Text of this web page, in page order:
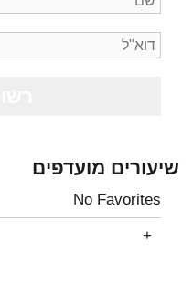
שיעורים מועדפים
No Favorites